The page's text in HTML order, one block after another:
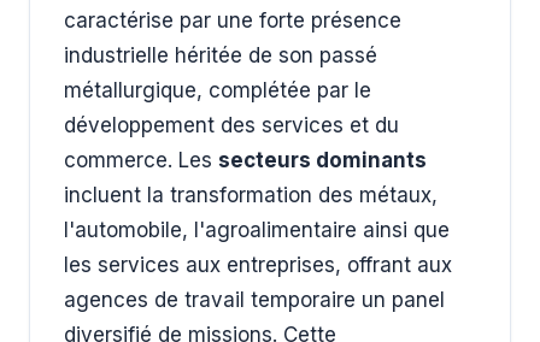
caractérise par une forte présence
industrielle héritée de son passé
métallurgique, complétée par le
développement des services et du
commerce. Les secteurs dominants
incluent la transformation des métaux,
l'automobile, l'agroalimentaire ainsi que
les services aux entreprises, offrant aux
agences de travail temporaire un panel
diversifié de missions. Cette